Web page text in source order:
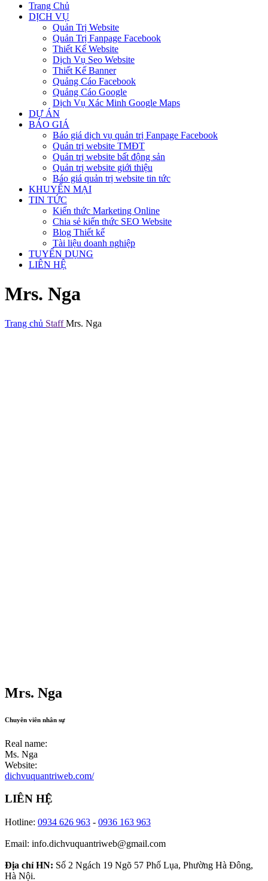
Trang Chủ
DỊCH VỤ
Quản Trị Website
Quản Trị Fanpage Facebook
Thiết Kế Website
Dịch Vụ Seo Website
Thiết Kế Banner
Quảng Cáo Facebook
Quảng Cáo Google
Dịch Vụ Xác Minh Google Maps
DỰ ÁN
BÁO GIÁ
Báo giá dịch vụ quản trị Fanpage Facebook
Quản trị website TMĐT
Quản trị website bất động sản
Quản trị website giới thiệu
Báo giá quản trị website tin tức
KHUYẾN MẠI
TIN TỨC
Kiến thức Marketing Online
Chia sẻ kiến thức SEO Website
Blog Thiết kế
Tài liệu doanh nghiệp
TUYỂN DỤNG
LIÊN HỆ
Mrs. Nga
Trang chủ StaffMrs. Nga
Mrs. Nga
Chuyên viên nhân sự
Real name:
Ms. Nga
Website:
dichvuquantriweb.com/
LIÊN HỆ
Hotline: 0934 626 963 - 0936 163 963
Email: info.dichvuquantriweb@gmail.com
Địa chỉ HN: Số 2 Ngách 19 Ngõ 57 Phố Lụa, Phường Hà Đông,
Hà Nội.